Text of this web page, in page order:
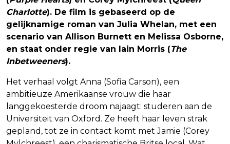
Charlotte). De film is gebaseerd op de
gelijknamige roman van Julia Whelan, met een
scenario van Allison Burnett en Melissa Osborne,
en staat onder regie van Iain Morris (The
Inbetweeners).
Het verhaal volgt Anna (Sofia Carson), een
ambitieuze Amerikaanse vrouw die haar
langgekoesterde droom najaagt: studeren aan de
Universiteit van Oxford. Ze heeft haar leven strak
gepland, tot ze in contact komt met Jamie (Corey